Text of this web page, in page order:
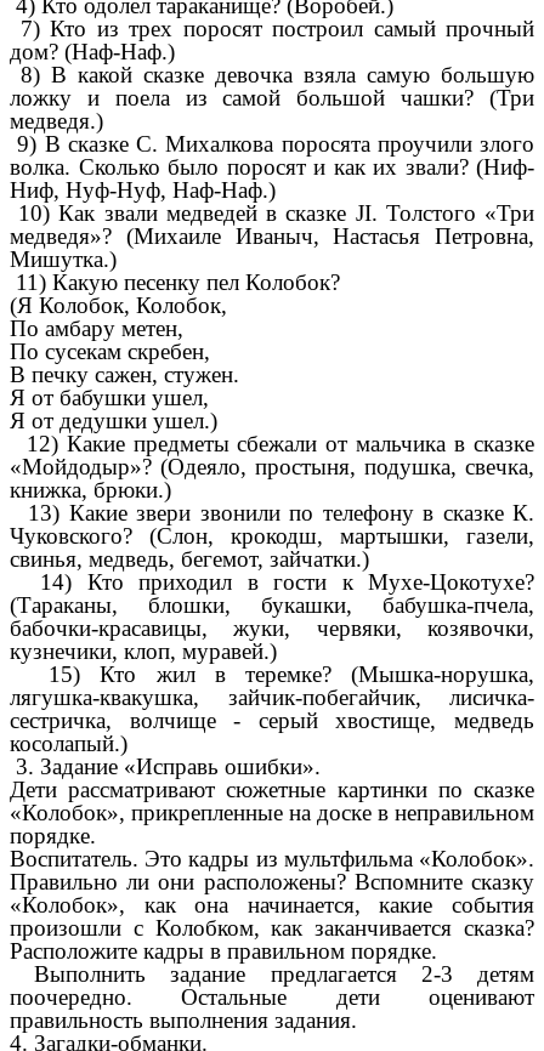
4) Кто одолел тараканище? (Воробей.)
7) Кто из трех поросят построил самый прочный
дом? (Наф-Наф.)
8) В какой сказке девочка взяла самую большую
ложку и поела из самой большой чашки? (Три
медведя.)
9) В сказке С. Михалкова поросята проучили злого
волка. Сколько было поросят и как их звали? (Ниф-
Ниф, Нуф-Нуф, Наф-Наф.)
10) Как звали медведей в сказке JI. Толстого «Три
медведя»? (Михаиле Иваныч, Настасья Петровна,
Мишутка.)
11) Какую песенку пел Колобок?
(Я Колобок, Колобок,
По амбару метен,
По сусекам скребен,
В печку сажен, стужен.
Я от бабушки ушел,
Я от дедушки ушел.)
12) Какие предметы сбежали от мальчика в сказке
«Мойдодыр»? (Одеяло, простыня, подушка, свечка,
книжка, брюки.)
13) Какие звери звонили по телефону в сказке К.
Чуковского? (Слон, крокодш, мартышки, газели,
свинья, медведь, бегемот, зайчатки.)
14) Кто приходил в гости к Мухе-Цокотухе?
(Тараканы, блошки, букашки, бабушка-пчела,
бабочки-красавицы, жуки, червяки, козявочки,
кузнечики, клоп, муравей.)
15) Кто жил в теремке? (Мышка-норушка,
лягушка-квакушка, зайчик-побегайчик, лисичка-
сестричка, волчище - серый хвостище, медведь
косолапый.)
3. Задание «Исправь ошибки».
Дети рассматривают сюжетные картинки по сказке
«Колобок», прикрепленные на доске в неправильном
порядке.
Воспитатель. Это кадры из мультфильма «Колобок».
Правильно ли они расположены? Вспомните сказку
«Колобок», как она начинается, какие события
произошли с Колобком, как заканчивается сказка?
Расположите кадры в правильном порядке.
Выполнить задание предлагается 2-3 детям
поочередно. Остальные дети оценивают
правильность выполнения задания.
4. Загадки-обманки.